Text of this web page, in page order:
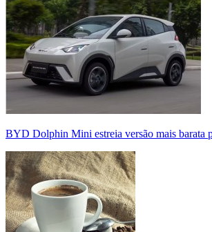
BYD Dolphin Mini estreia versão mais barata